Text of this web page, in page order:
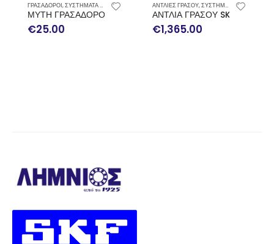
ΓΡΑΣΑΔΟΡΟΙ,ΣΥΣΤΗΜΑΤΑ ΛΙΠΑΝΣΗΣ
ΜΥΤΗ ΓΡΑΣΑΔΟΡΟΥ ΜΕ ΚΛΙΠ Μ1/8” GA-015B
€25.00
ΑΝΤΛΙΕΣ ΓΡΑΣΟΥ,ΣΥΣΤΗΜΑΤΑ ΛΙΠΑΝΣΗΣ
ΑΝΤΛΙΑ ΓΡΑΣΟΥ SKF ΜΕ
€1,365.00